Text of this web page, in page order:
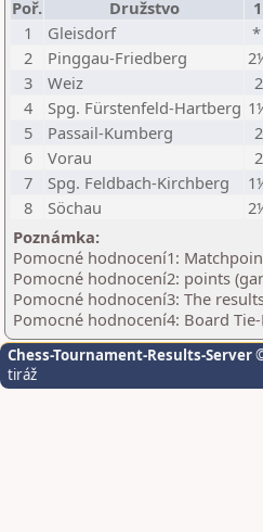
Poř. Družstvo 1
1
Gleisdorf *
2
Pinggau-Friedberg
3
Weiz 2
4
Spg. Fürstenfeld-Hartberg
5
Passail-Kumberg 2
6
Vorau 2
7
Spg. Feldbach-Kirchberg
8
Söchau
Poznámka:
Pomocné hodnocení1:
Pomocné hodnocení2: points
Pomocné hodnocení3: The
Pomocné hodnocení4: Board
Chess-Tournament-Results-Server
tiráž